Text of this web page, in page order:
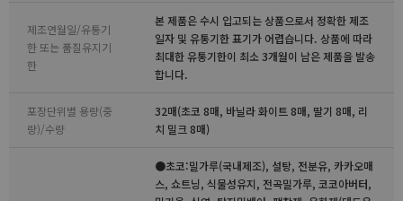
제조연월일/유통기
한 또는 품질유지기
한
본 제품은 수시 입고되는 상품으로서 정확한 제조
일자 및 유통기한 표기가 어렵습니다. 상품에 따라
최대한 유통기한이 최소 3개월이 남은 제품을 발송
합니다.
포장단위별 용량(중
량)/수량
32매(초코 8매, 바닐라 화이트 8매, 딸기 8매, 리
치 밀크 8매)
●초코:밀가루(국내제조), 설탕, 전분유, 카카오매
스, 쇼트닝, 식물성유지, 전곡밀가루, 코코아버터,